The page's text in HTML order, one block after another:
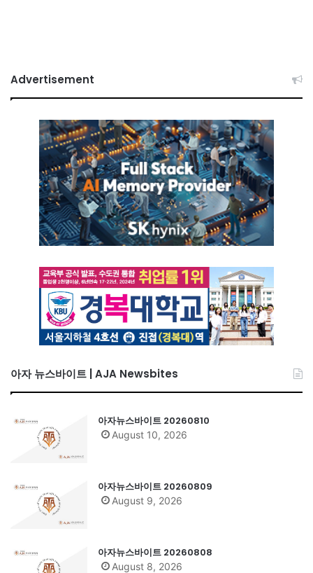
Advertisement
아자 뉴스바이트 | AJA Newsbites
아자뉴스바이트 20260810
August 10, 2026
아자뉴스바이트 20260809
August 9, 2026
아자뉴스바이트 20260808
August 8, 2026